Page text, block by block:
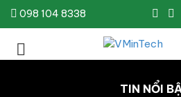
098 104 8338
TIN NỔI